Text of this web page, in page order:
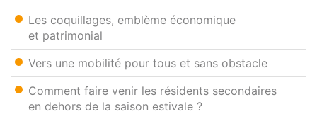
Les coquillages, emblème économique
et patrimonial
Vers une mobilité pour tous et sans obstacle
Comment faire venir les résidents secondaires
en dehors de la saison estivale ?